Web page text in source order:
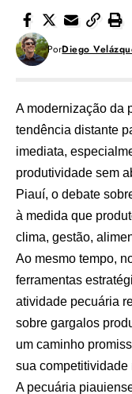
PorDiego
A modernização da
tendência distante
imediata,
produtividade sem
Piauí, o debate
à medida que
clima, gestão,
Ao mesmo tempo,
ferramentas
atividade pecuária
sobre gargalos
um caminho
sua competitividade
A pecuária